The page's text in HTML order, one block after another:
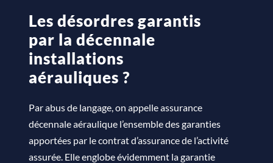
Les désordres garantis
par la décennale
installations
aérauliques ?
Par abus de langage, on appelle assurance
décennale aéraulique l’ensemble des garanties
apportées par le contrat d’assurance de l’activité
assurée. Elle englobe évidemment la garantie